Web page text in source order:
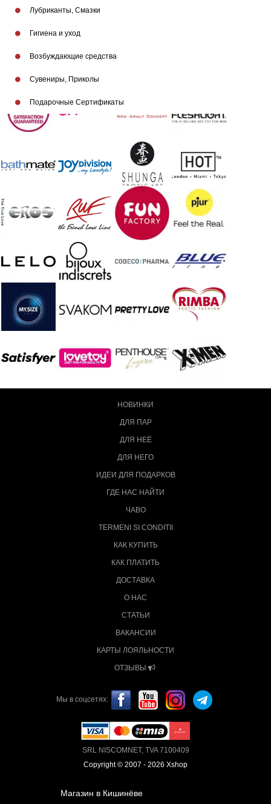
Лубриканты, Смазки
Гигиена и уход
Возбуждающие средства
Сувениры, Приколы
Подарочные Сертификаты
НОВИНКИ
ДЛЯ ПАР
ДЛЯ НЕЁ
ДЛЯ НЕГО
ИДЕИ ДЛЯ ПОДАРКОВ
ГДЕ НАС НАЙТИ
ЧАВО
TERMENI SI CONDITII
КАК КУПИТЬ
КАК ПЛАТИТЬ
ДОСТАВКА
О НАС
СТАТЬИ
ВАКАНСИИ
КАРТЫ ЛОЯЛЬНОСТИ
ОТЗЫВЫ
Мы в соцсетях:
SRL NISCOMNET, TVA 7100409
Copyright © 2007 - 2026 Xshop
Магазин в Кишинёве